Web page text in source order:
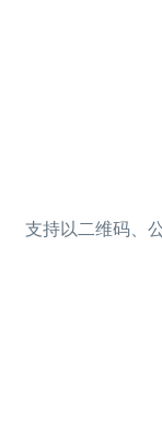
支持以二维码、